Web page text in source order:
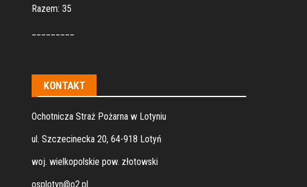
Razem: 35
KONTAKT
Ochotnicza Straż Pożarna w Lotyniu
ul. Szczecinecka 20, 64-918 Lotyń
woj. wielkopolskie pow. złotowski
osplotyn@o2.pl